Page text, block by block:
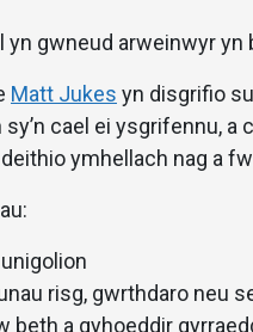
yn gwneud arweinwyr yn
Matt Jukes yn disgrifio
sy’n cael ei ysgrifennu,
ymhellach nag a
risg, gwrthdaro neu
beth a gyhoeddir